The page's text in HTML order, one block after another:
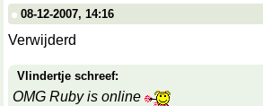
08-12-2007, 14:16
Verwijderd
Vlindertje schreef:
OMG Ruby is online